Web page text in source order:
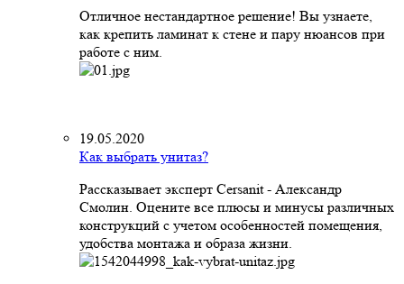
Отличное нестандартное решение! Вы узнаете,
как крепить ламинат к стене и пару нюансов при
работе с ним.
19.05.2020
Как выбрать унитаз?
Рассказывает эксперт Cersanit - Александр
Смолин. Оцените все плюсы и минусы различных
конструкций с учетом особенностей помещения,
удобства монтажа и образа жизни.